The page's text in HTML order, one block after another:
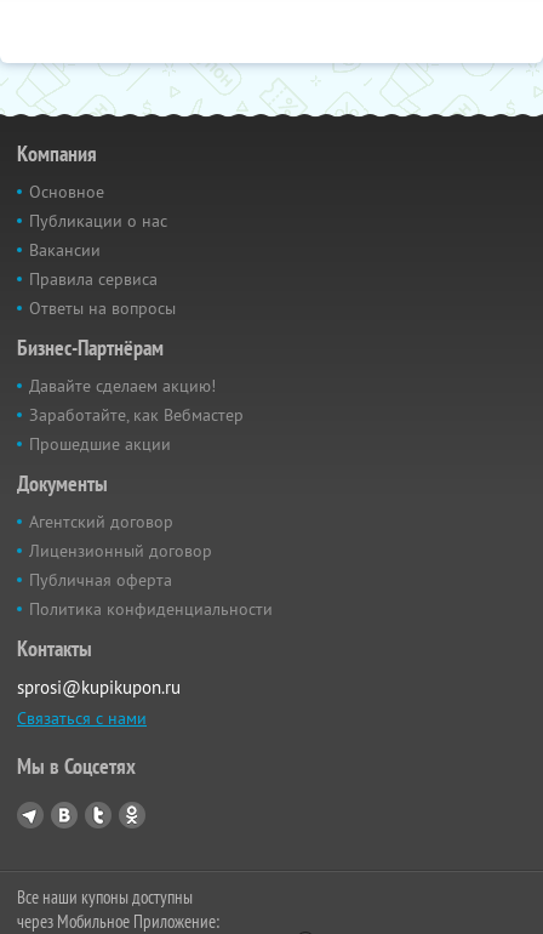
Компания
Основное
Публикации о нас
Вакансии
Правила сервиса
Ответы на вопросы
Бизнес-Партнёрам
Давайте сделаем акцию!
Заработайте, как Вебмастер
Прошедшие акции
Документы
Агентский договор
Лицензионный договор
Публичная оферта
Политика конфиденциальности
Контакты
sprosi@kupikupon.ru
Связаться с нами
Мы в Соцсетях
Все наши купоны доступны
через Мобильное Приложение: